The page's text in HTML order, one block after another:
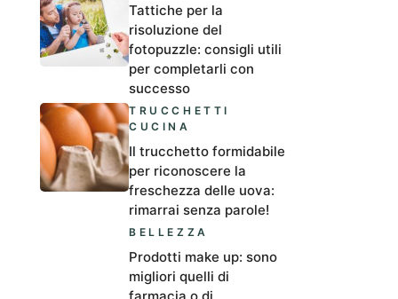
Tattiche per la
risoluzione del
fotopuzzle: consigli utili
per completarli con
successo
TRUCCHETTI
CUCINA
Il trucchetto formidabile
per riconoscere la
freschezza delle uova:
rimarrai senza parole!
BELLEZZA
Prodotti make up: sono
migliori quelli di